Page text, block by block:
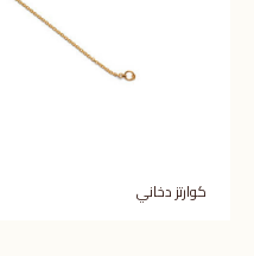
كوارتز دخاني